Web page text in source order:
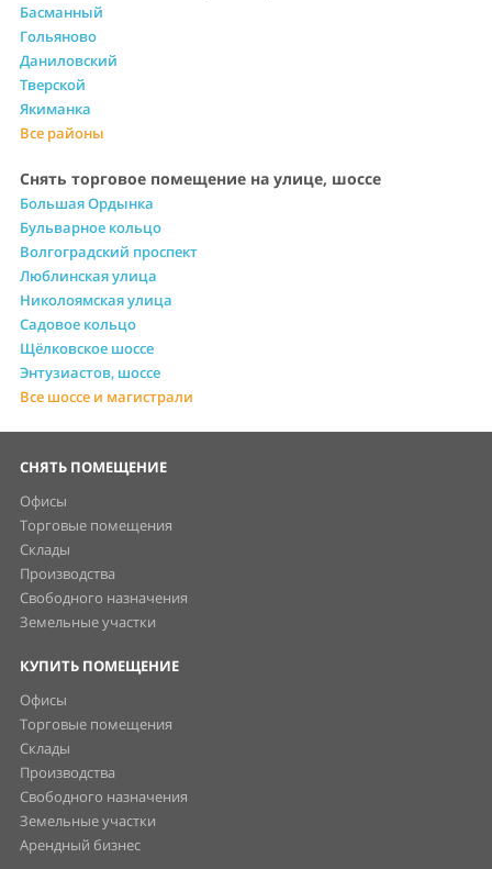
Басманный
Гольяново
Даниловский
Тверской
Якиманка
Все районы
Снять торговое помещение на улице, шоссе
Большая Ордынка
Бульварное кольцо
Волгоградский проспект
Люблинская улица
Николоямская улица
Садовое кольцо
Щёлковское шоссе
Энтузиастов, шоссе
Все шоссе и магистрали
СНЯТЬ ПОМЕЩЕНИЕ
Офисы
Торговые помещения
Склады
Производства
Свободного назначения
Земельные участки
КУПИТЬ ПОМЕЩЕНИЕ
Офисы
Торговые помещения
Склады
Производства
Свободного назначения
Земельные участки
Арендный бизнес